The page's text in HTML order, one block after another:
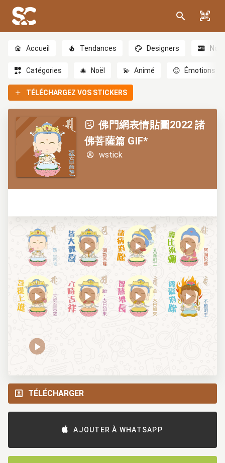
Accueil Tendances Designers
Catégories 🎄 Noël 💫 Animé 😊 Émotions
TÉLÉCHARGEZ VOS STICKERS
佛門網表情貼圖2022 諸
佛菩薩篇 GIF*
wstick
TÉLÉCHARGER
AJOUTER À WHATSAPP